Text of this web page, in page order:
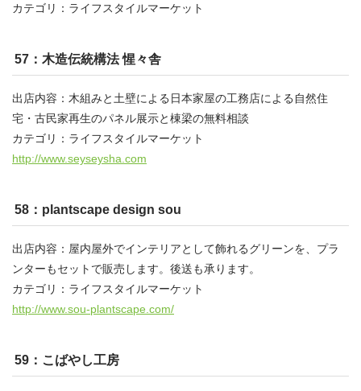
カテゴリ：ライフスタイルマーケット
57：木造伝統構法 惺々舎
出店内容：木組みと土壁による日本家屋の工務店による自然住
宅・古民家再生のパネル展示と棟梁の無料相談
カテゴリ：ライフスタイルマーケット
http://www.seyseysha.com
58：plantscape design sou
出店内容：屋内屋外でインテリアとして飾れるグリーンを、プラ
ンターもセットで販売します。後送も承ります。
カテゴリ：ライフスタイルマーケット
http://www.sou-plantscape.com/
59：こばやし工房